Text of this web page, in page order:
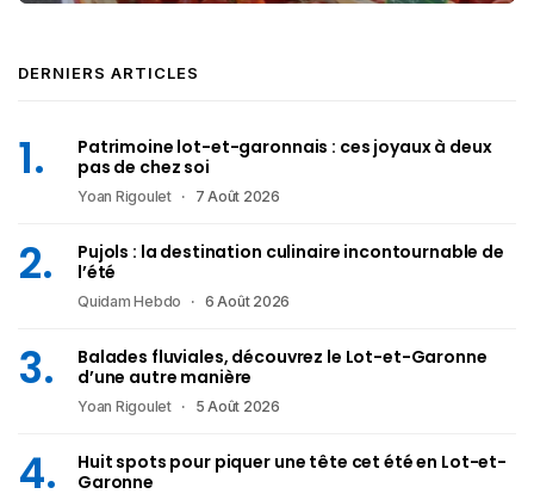
DERNIERS ARTICLES
Patrimoine lot-et-garonnais : ces joyaux à deux
pas de chez soi
Yoan Rigoulet 7 Août 2026
Pujols : la destination culinaire incontournable de
l’été
Quidam Hebdo 6 Août 2026
Balades fluviales, découvrez le Lot-et-Garonne
d’une autre manière
Yoan Rigoulet 5 Août 2026
Huit spots pour piquer une tête cet été en Lot-et-
Garonne